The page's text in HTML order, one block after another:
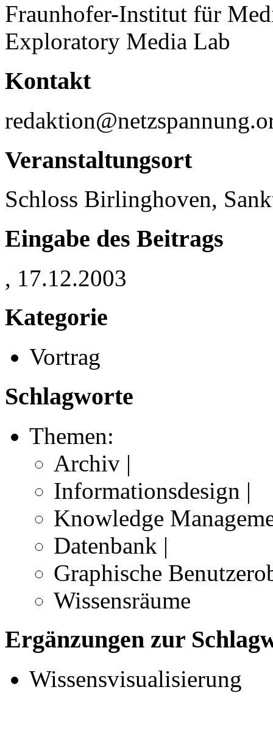
Fraunhofer-Institut für
Exploratory Media Lab
Kontakt
Veranstaltungsort
Schloss Birlinghoven,
Eingabe des Beitrags
, 17.12.2003
Kategorie
Vortrag
Schlagworte
Themen:
Archiv |
Informationsdesign |
Knowledge
Datenbank |
Graphische
Wissensräume
Ergänzungen zur
Wissensvisualisierung